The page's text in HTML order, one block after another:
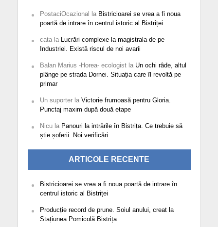
PostaciOcazional la Bistricioarei se vrea a fi noua
poartă de intrare în centrul istoric al Bistriței
catala Lucrări complexe la magistrala de pe
Industriei. Există riscul de noi avarii
Balan Marius -Horea- ecologistla Un ochi râde, altul
plânge pe strada Dornei. Situația care îl revoltă pe
primar
Un suporterla Victorie frumoasă pentru Gloria.
Punctaj maxim după două etape
Nicula Panouri la intrările în Bistrița. Ce trebuie să
știe șoferii. Noi verificări
ARTICOLE RECENTE
Bistricioarei se vrea a fi noua poartă de intrare în
centrul istoric al Bistriței
Producție record de prune. Soiul anului, creat la
Stațiunea Pomicolă Bistrița